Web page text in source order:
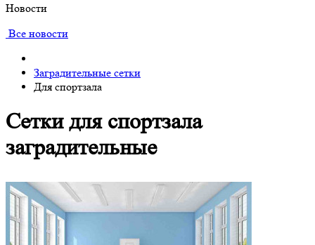
Новости
Все новости
Заградительные сетки
Для спортзала
Сетки для спортзала
заградительные